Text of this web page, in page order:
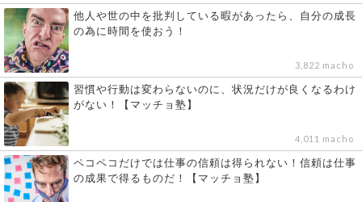
他人や世の中を批判している暇があったら、自分の成長
の為に時間を使おう！
3,822 macho
習慣や行動は変わらないのに、状況だけが良くなるわけ
がない！【マッチョ塾】
4,011 macho
ペコペコだけでは仕事の信頼は得られない！信頼は仕事
の成果で得るものだ！【マッチョ塾】